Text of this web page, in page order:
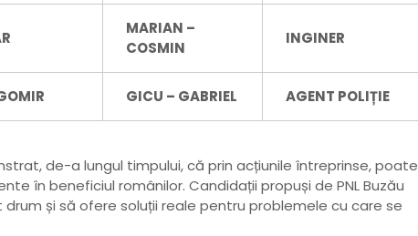
MARIAN –
COSMIN
INGINER
GICU – GABRIEL AGENT POLIȚIE
de-a lungul timpului, că prin acțiunile întreprinse, poate
în beneficiul românilor. Candidații propuși de PNL Buzău
și să ofere soluții reale pentru problemele cu care se